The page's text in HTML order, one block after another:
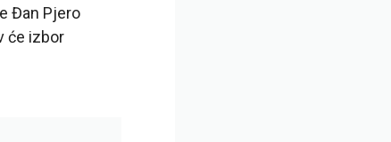
Đan Pjero
će izbor